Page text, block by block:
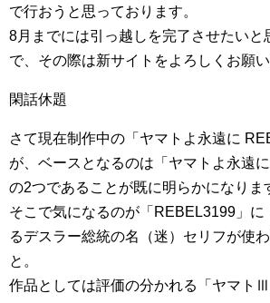
で行おうと思っております。
8月までには引っ越しを完了させたいと
で、その際は新サイトをよろしくお願い
閑話休題
さて現在制作中の「ヤマトよ永遠に
が、ベースとなるのは「ヤマトよ永遠
の2つであることが既に明らかになりま
そこで気になるのが「REBEL3199」
るデスラー総統の名（迷）セリフが使
と。
作品としては評価の分かれる「ヤマトⅢ